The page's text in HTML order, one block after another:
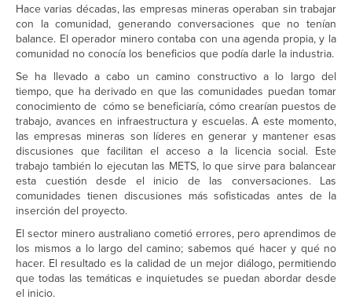
Hace varias décadas, las empresas mineras operaban sin trabajar
con la comunidad, generando conversaciones que no tenían
balance. El operador minero contaba con una agenda propia, y la
comunidad no conocía los beneficios que podía darle la industria.
Se ha llevado a cabo un camino constructivo a lo largo del
tiempo, que ha derivado en que las comunidades puedan tomar
conocimiento de cómo se beneficiaría, cómo crearían puestos de
trabajo, avances en infraestructura y escuelas. A este momento,
las empresas mineras son líderes en generar y mantener esas
discusiones que facilitan el acceso a la licencia social. Este
trabajo también lo ejecutan las METS, lo que sirve para balancear
esta cuestión desde el inicio de las conversaciones. Las
comunidades tienen discusiones más sofisticadas antes de la
inserción del proyecto.
El sector minero australiano cometió errores, pero aprendimos de
los mismos a lo largo del camino; sabemos qué hacer y qué no
hacer. El resultado es la calidad de un mejor diálogo, permitiendo
que todas las temáticas e inquietudes se puedan abordar desde
el inicio.